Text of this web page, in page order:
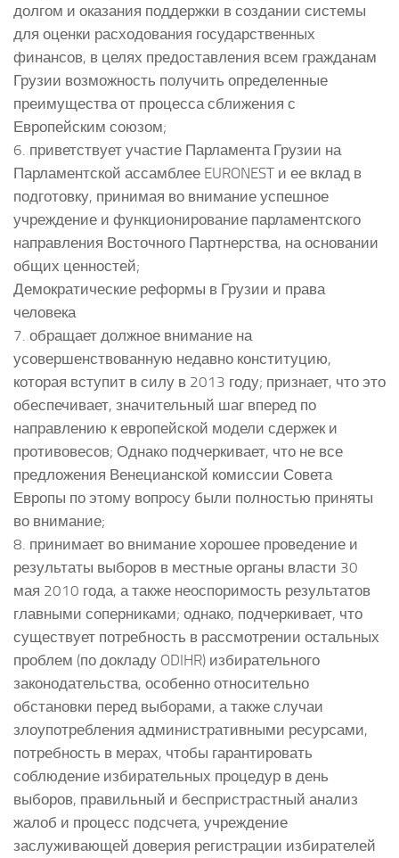
долгом и оказания поддержки в создании системы
для оценки расходования государственных
финансов, в целях предоставления всем гражданам
Грузии возможность получить определенные
преимущества от процесса сближения с
Европейским союзом;
6. приветствует участие Парламента Грузии на
Парламентской ассамблее EURONEST и ее вклад в
подготовку, принимая во внимание успешное
учреждение и функционирование парламентского
направления Восточного Партнерства, на основании
общих ценностей;
Демократические реформы в Грузии и права
человека
7. обращает должное внимание на
усовершенствованную недавно конституцию,
которая вступит в силу в 2013 году; признает, что это
обеспечивает, значительный шаг вперед по
направлению к европейской модели сдержек и
противовесов; Однако подчеркивает, что не все
предложения Венецианской комиссии Совета
Европы по этому вопросу были полностью приняты
во внимание;
8. принимает во внимание хорошее проведение и
результаты выборов в местные органы власти 30
мая 2010 года, а также неоспоримость результатов
главными соперниками; однако, подчеркивает, что
существует потребность в рассмотрении остальных
проблем (по докладу ODIHR) избирательного
законодательства, особенно относительно
обстановки перед выборами, а также случаи
злоупотребления административными ресурсами,
потребность в мерах, чтобы гарантировать
соблюдение избирательных процедур в день
выборов, правильный и беспристрастный анализ
жалоб и процесс подсчета, учреждение
заслуживающей доверия регистрации избирателей